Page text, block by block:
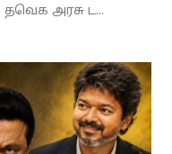
அரசு ட...